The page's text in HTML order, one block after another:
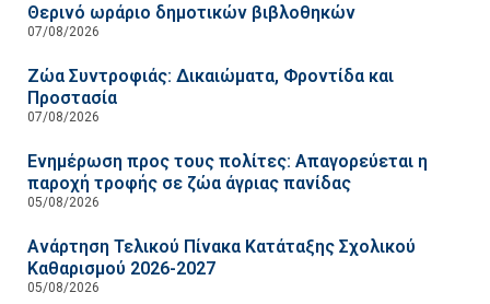
Θερινό ωράριο δημοτικών βιβλοθηκών
07/08/2026
Ζώα Συντροφιάς: Δικαιώματα, Φροντίδα και
Προστασία
07/08/2026
Ενημέρωση προς τους πολίτες: Απαγορεύεται η
παροχή τροφής σε ζώα άγριας πανίδας
05/08/2026
Ανάρτηση Τελικού Πίνακα Κατάταξης Σχολικού
Καθαρισμού 2026-2027
05/08/2026